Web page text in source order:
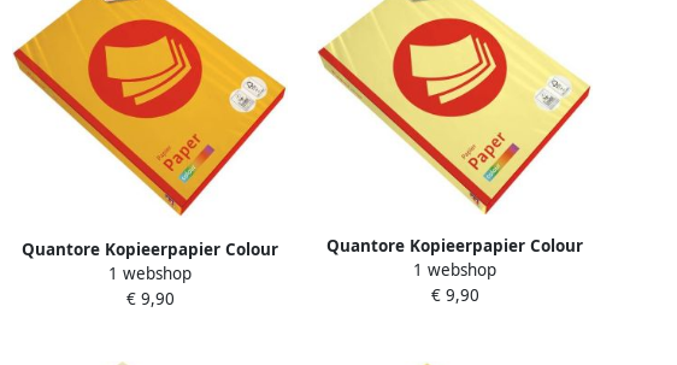
Quantore Kopieerpapier Colour
A4 80gr diepgeel 500 vel
1 webshop
€ 9,90
Quantore Kopieerpapier Colour
A4 80gr geel 500 vel
1 webshop
€ 9,90